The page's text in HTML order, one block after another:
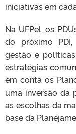
iniciativas em
Na UFPel, os
do próximo
gestão e
estratégias
em conta os
uma inversão da
as escolhas da
base da